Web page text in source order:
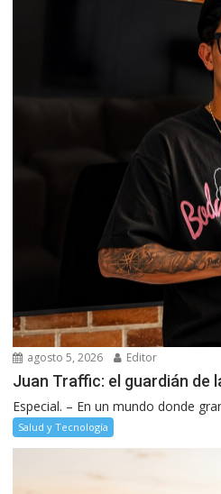
agosto 5, 2026 Editor
Juan Traffic: el guardián de
Especial. – En un mundo donde
Salud y Tecnología